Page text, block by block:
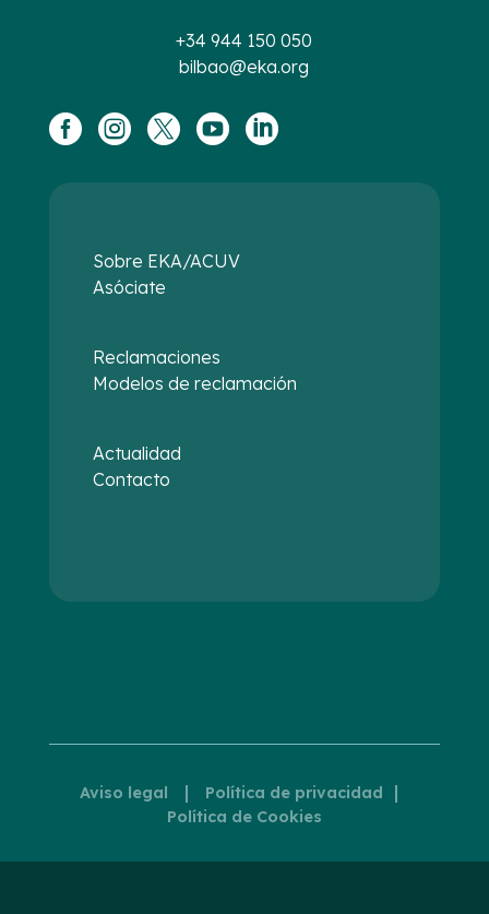
+34 944 150 050
bilbao@eka.org
    
Sobre EKA/ACUV
Asóciate
Reclamaciones
Modelos de reclamación
Actualidad
Contacto
Aviso legal | Política de privacidad |
Política de Cookies